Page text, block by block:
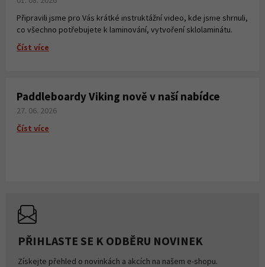
Připravili jsme pro Vás krátké instruktážní video, kde jsme shrnuli,
co všechno potřebujete k laminování, vytvoření sklolaminátu.
Číst více
Paddleboardy Viking nově v naší nabídce
27. 06. 2026
Číst více
PŘIHLASTE SE K ODBĚRU NOVINEK
Získejte přehled o novinkách a akcích na našem e-shopu.